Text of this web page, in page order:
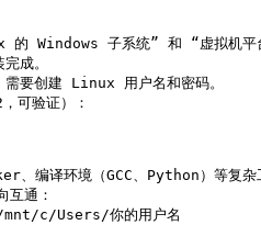
的 Windows 子系统” 和 “虚拟机
成。
要创建 Linux 用户名和密码。
可验证）：
编译环境（GCC、Python）等复杂
通：
c/Users/你的用户名